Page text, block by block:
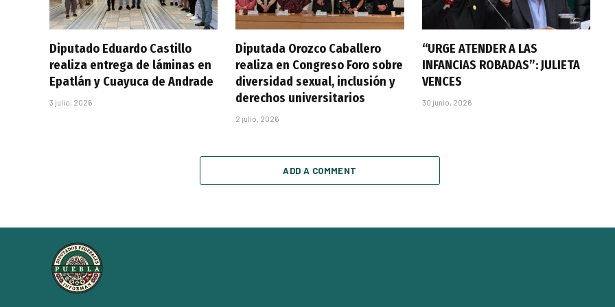
Diputado Eduardo Castillo
realiza entrega de láminas en
Epatlán y Cuayuca de Andrade
3 julio, 2026
Diputada Orozco Caballero
realiza en Congreso Foro sobre
diversidad sexual, inclusión y
derechos universitarios
2 julio, 2026
“URGE ATENDER A LAS
INFANCIAS ROBADAS”: JULIETA
VENCES
30 junio, 2026
ADD A COMMENT